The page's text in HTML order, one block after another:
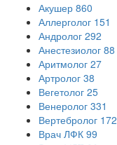
Акушер 860
Аллерголог 151
Андролог 292
Анестезиолог 88
Аритмолог 27
Артролог 38
Вегетолог 25
Венеролог 331
Вертебролог 172
Врач ЛФК 99